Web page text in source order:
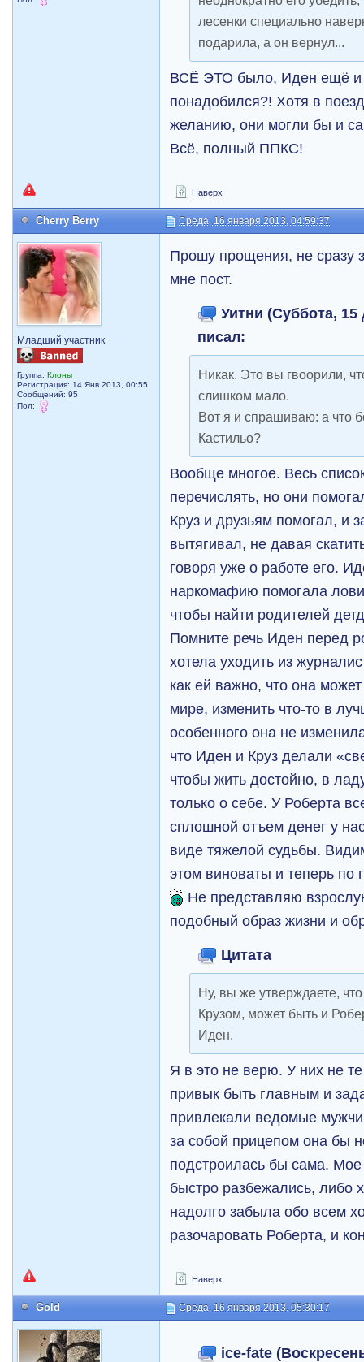
лесенки специально
подарила, а он вернул...
ВСЁ ЭТО было, Иден ещё и
понадобился?! Хотя в
желанию, они могли бы и
Всё, полный ППКС!
Наверх
Cherry Berry Среда, 16 января 2013, 04:59:37
Младший участник
Группа:Клоны
Регистрация: 14 Янв 2013, 00:55
Сообщений: 95
Пол:
Прошу прощения, не сразу
мне пост.
Уитни (Суббота, 15
писал:
Никак. Это вы гвоорили,
слишком мало.
Вот я и спрашиваю: а что
Кастильо?
Вообще многое. Весь
перечислять, но они
Круз и друзьям помогал, и
вытягивал, не давая
говоря уже о работе его.
наркомафию помогала
чтобы найти родителей
Помните речь Иден перед
хотела уходить из
как ей важно, что она
мире, изменить что-то в
особенного она не
что Иден и Круз делали
чтобы жить достойно, в
только о себе. У Роберта
сплошной отъем денег у
виде тяжелой судьбы.
этом виноваты и теперь по
Не представляю
подобный образ жизни и
Цитата
Ну, вы же утверждаете,
Крузом, может быть и
Иден.
Я в это не верю. У них не
привык быть главным и
привлекали ведомые
за собой прицепом она бы
подстроилась бы сама.
быстро разбежались, либо
надолго забыла обо всем
разочаровать Роберта, и
Наверх
Gold Среда, 16 января 2013, 05:30:17
ice-fate